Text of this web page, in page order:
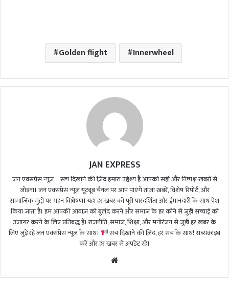
Golden flight Innerwheel
JAN EXPRESS
जन एक्सप्रेस न्यूज़ – सच दिखाने की ज़िद हमारा उद्देश्य है आपको सही और निष्पक्ष खबरों से
जोड़ना। जन एक्सप्रेस न्यूज़ यूट्यूब चैनल पर आप पाएंगे ताजा खबरें, विशेष रिपोर्ट, और
सामाजिक मुद्दों पर गहन विश्लेषण। यहां हर खबर को पूरी पारदर्शिता और ईमानदारी के साथ पेश
किया जाता है। हम आपकी आवाज़ को बुलंद करने और समाज के हर कोने से जुड़ी सच्चाई को
उजागर करने के लिए प्रतिबद्ध हैं। राजनीति, समाज, शिक्षा, और मनोरंजन से जुड़ी हर खबर के
लिए जुड़े रहें जन एक्सप्रेस न्यूज़ के साथ।
सच दिखाने की ज़िद, हर सच के साथ! सब्सक्राइब
करें और हर खबर से अपडेट रहें।